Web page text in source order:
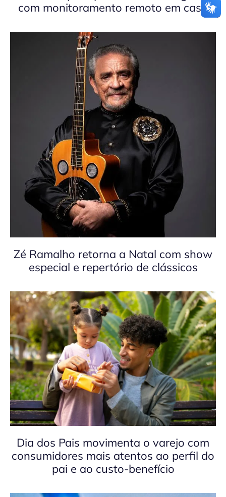
com monitoramento remoto em casa
Zé Ramalho retorna a Natal com show
especial e repertório de clássicos
Dia dos Pais movimenta o varejo com
consumidores mais atentos ao perfil do
pai e ao custo-benefício